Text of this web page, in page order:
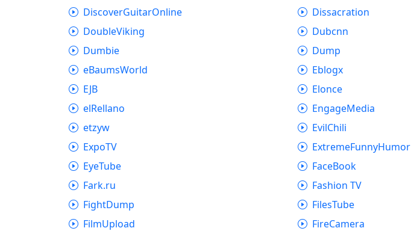
DiscoverGuitarOnline
Dissacration
DoubleViking
Dubcnn
Dumbie
Dump
eBaumsWorld
Eblogx
EJB
Elonce
elRellano
EngageMedia
etzyw
EvilChili
ExpoTV
ExtremeFunnyHumor
EyeTube
FaceBook
Fark.ru
Fashion TV
FightDump
FilesTube
FilmUpload
FireCamera